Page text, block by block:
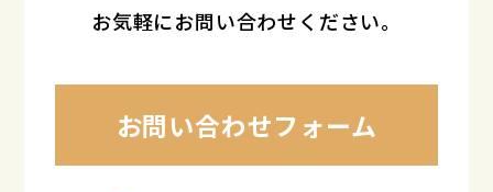
お気軽にお問い合わせください。
お問い合わせフォーム